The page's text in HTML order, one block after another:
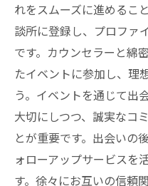
れをスムーズに進めるこ
談所に登録し、プロファ
です。カウンセラーと綿
たイベントに参加し、理
う。イベントを通じて出
大切にしつつ、誠実なコ
とが重要です。出会いの
ォローアップサービスを
す。徐々にお互いの信頼